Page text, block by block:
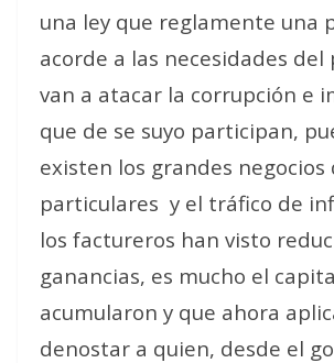
una ley que reglamente una
acorde a las necesidades del
van a atacar la corrupción e
que de se suyo participan,
existen los grandes negocios
particulares y el tráfico de
los factureros han visto
ganancias, es mucho el
acumularon y que ahora
denostar a quien, desde el